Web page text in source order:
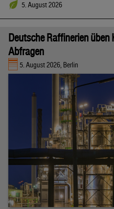
5. August 2026
Deutsche Raffinerien
Abfragen
5. August 2026, Berlin